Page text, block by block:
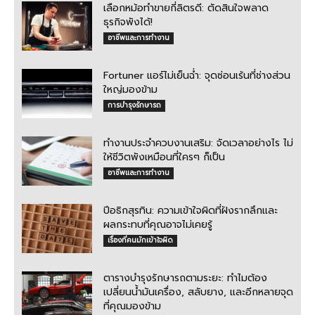
เลือกหม้อทำขายกี่ลิตรดี: ตัดสินใจพลาด
ธุรกิจพังได้!
อาชีพและการทำงาน
Fortuner แอร์ไม่เย็นฉ่ำ: จุดซ่อนเร้นที่ช่างส่วน
ใหญ่มองข้าม
การบำรุงรักษารถ
ทำงานประจำควบงานเสริม: จัดเวลาอย่างไร ไม่
ให้ชีวิตพังเหมือนที่ใครๆ ก็เป็น
อาชีพและการทำงาน
ปีอธิกสุรทิน: ความเข้าใจผิดที่ฝังรากลึกและ
ผลกระทบที่คุณอาจไม่เคยรู้
เรื่องที่คนมักเข้าใจผิด
ตารางบำรุงรักษารถตามระยะ: ทำไมต้อง
เปลี่ยนน้ำมันเครื่อง, สลับยาง, และอีกหลายจุด
ที่คุณมองข้าม